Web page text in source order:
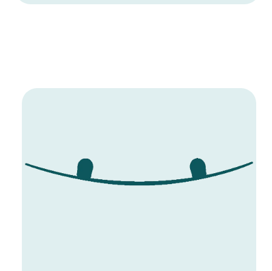
- MONOCOQUE